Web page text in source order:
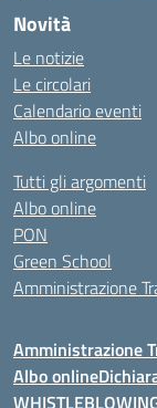
Novità
Le notizie
Le circolari
Calendario eventi
Albo online
Tutti gli argomenti
Albo online
PON
Green School
Amministrazione
Amministrazione
Albo online